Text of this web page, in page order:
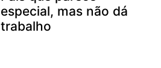
especial, mas não dá
trabalho